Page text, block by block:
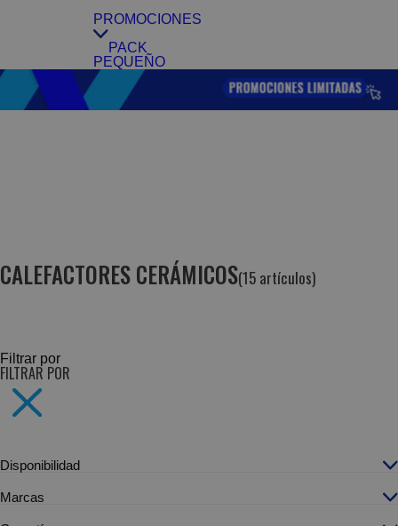
PROMOCIONES
PACK
PEQUEÑO
CALEFACTORES CERÁMICOS(15 artículos)
Filtrar por
FILTRAR POR
Disponibilidad
Marcas